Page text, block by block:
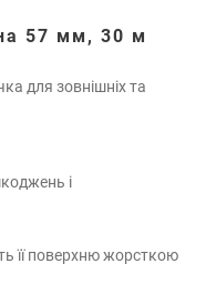
57 мм, 30 м
для зовнішніх та
і
її поверхню жорсткою